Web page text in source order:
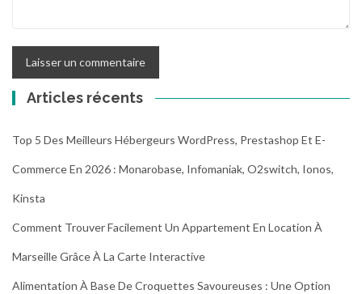
Articles récents
Top 5 Des Meilleurs Hébergeurs WordPress, Prestashop Et E-
Commerce En 2026 : Monarobase, Infomaniak, O2switch, Ionos,
Kinsta
Comment Trouver Facilement Un Appartement En Location À
Marseille Grâce À La Carte Interactive
Alimentation À Base De Croquettes Savoureuses : Une Option